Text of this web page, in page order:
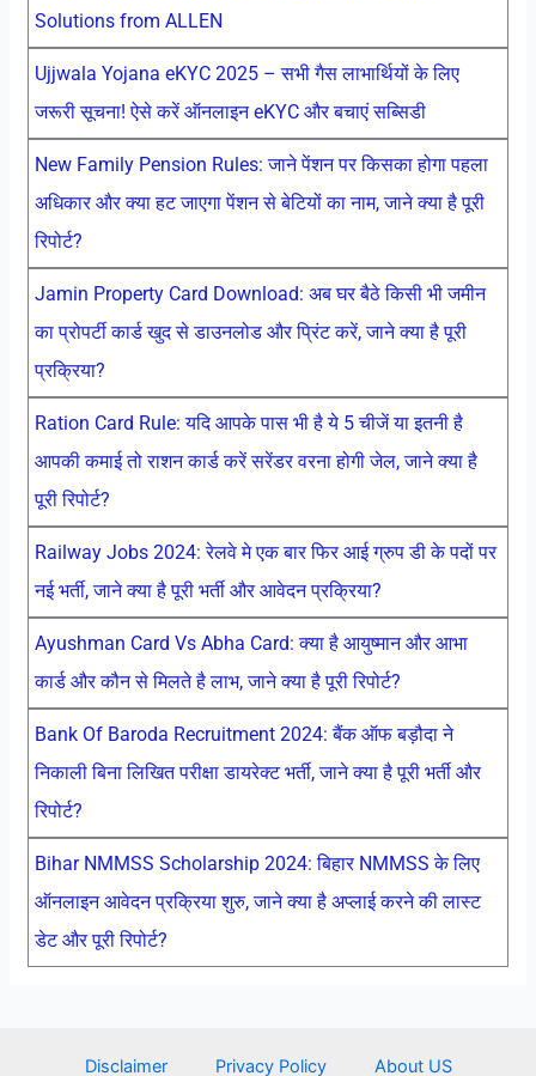
Solutions from ALLEN
Ujjwala Yojana eKYC 2025 – सभी गैस लाभार्थियों के लिए
जरूरी सूचना! ऐसे करें ऑनलाइन eKYC और बचाएं सब्सिडी
New Family Pension Rules: जाने पेंशन पर किसका होगा पहला
अधिकार और क्या हट जाएगा पेंशन से बेटियों का नाम, जाने क्या है पूरी
रिपोर्ट?
Jamin Property Card Download: अब घर बैठे किसी भी जमीन
का प्रोपर्टी कार्ड खुद से डाउनलोड और प्रिंट करें, जाने क्या है पूरी
प्रक्रिया?
Ration Card Rule: यदि आपके पास भी है ये 5 चीजें या इतनी है
आपकी कमाई तो राशन कार्ड करें सरेंडर वरना होगी जेल, जाने क्या है
पूरी रिपोर्ट?
Railway Jobs 2024: रेलवे मे एक बार फिर आई ग्रुप डी के पदों पर
नई भर्ती, जाने क्या है पूरी भर्ती और आवेदन प्रक्रिया?
Ayushman Card Vs Abha Card: क्या है आयुष्मान और आभा
कार्ड और कौन से मिलते है लाभ, जाने क्या है पूरी रिपोर्ट?
Bank Of Baroda Recruitment 2024: बैंक ऑफ बड़ौदा ने
निकाली बिना लिखित परीक्षा डायरेक्ट भर्ती, जाने क्या है पूरी भर्ती और
रिपोर्ट?
Bihar NMMSS Scholarship 2024: बिहार NMMSS के लिए
ऑनलाइन आवेदन प्रक्रिया शुरु, जाने क्या है अप्लाई करने की लास्ट
डेट और पूरी रिपोर्ट?
Disclaimer Privacy Policy About US